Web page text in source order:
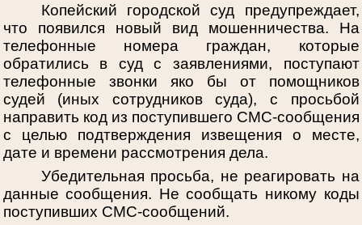
Копейский городской суд предупреждает,
что появился новый вид мошенничества. На
телефонные номера граждан, которые
обратились в суд с заявлениями, поступают
телефонные звонки яко бы от помощников
судей (иных сотрудников суда), с просьбой
направить код из поступившего СМС-сообщения
с целью подтверждения извещения о месте,
дате и времени рассмотрения дела.
Убедительная просьба, не реагировать на
данные сообщения. Не сообщать никому коды
поступивших СМС-сообщений.